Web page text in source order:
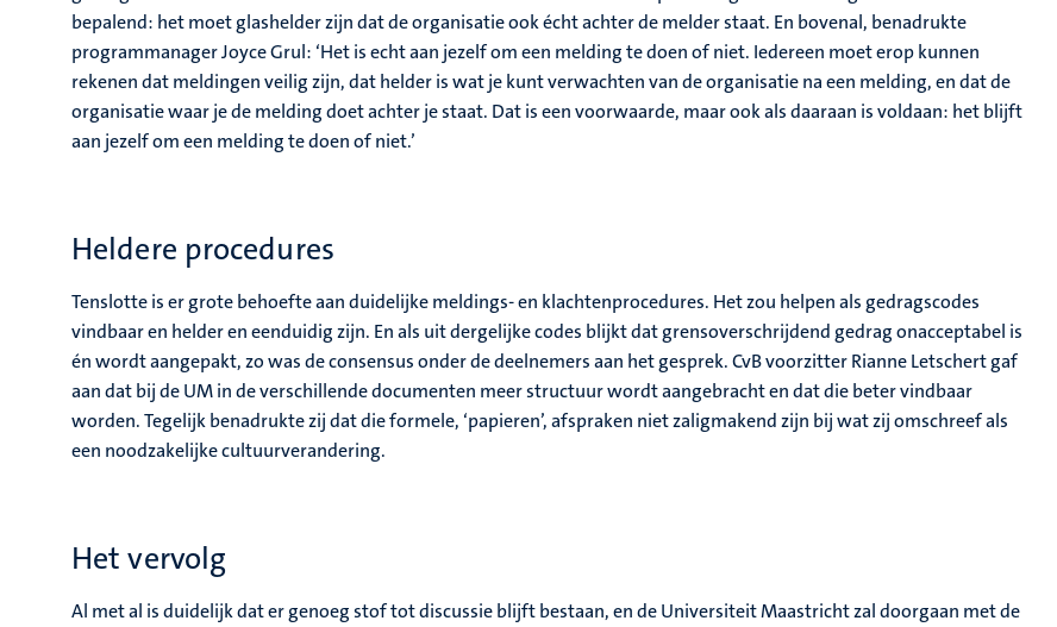
bepalend: het moet glashelder zijn dat de organisatie ook écht achter de melder staat. En bovenal, benadrukte
programmanager Joyce Grul: ‘Het is echt aan jezelf om een melding te doen of niet. Iedereen moet erop kunnen
rekenen dat meldingen veilig zijn, dat helder is wat je kunt verwachten van de organisatie na een melding, en dat de
organisatie waar je de melding doet achter je staat. Dat is een voorwaarde, maar ook als daaraan is voldaan: het blijft
aan jezelf om een melding te doen of niet.’
Heldere procedures
Tenslotte is er grote behoefte aan duidelijke meldings- en klachtenprocedures. Het zou helpen als gedragscodes
vindbaar en helder en eenduidig zijn. En als uit dergelijke codes blijkt dat grensoverschrijdend gedrag onacceptabel is
én wordt aangepakt, zo was de consensus onder de deelnemers aan het gesprek. CvB voorzitter Rianne Letschert gaf
aan dat bij de UM in de verschillende documenten meer structuur wordt aangebracht en dat die beter vindbaar
worden. Tegelijk benadrukte zij dat die formele, ‘papieren’, afspraken niet zaligmakend zijn bij wat zij omschreef als
een noodzakelijke cultuurverandering.
Het vervolg
Al met al is duidelijk dat er genoeg stof tot discussie blijft bestaan, en de Universiteit Maastricht zal doorgaan met de